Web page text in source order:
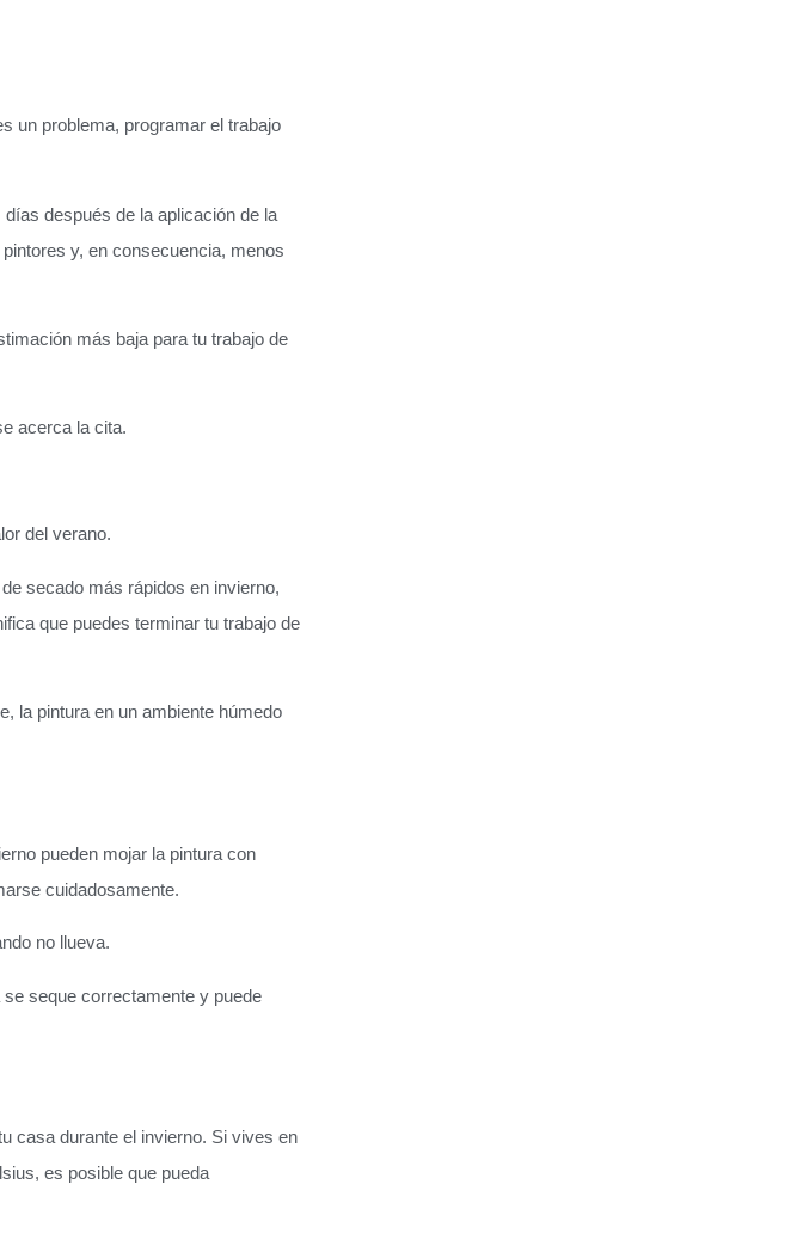
un problema, programar el trabajo
después de la aplicación de la
y, en consecuencia, menos
más baja para tu trabajo de
acerca la cita.
del verano.
secado más rápidos en invierno,
que puedes terminar tu trabajo de
la pintura en un ambiente húmedo
pueden mojar la pintura con
cuidadosamente.
no llueva.
seque correctamente y puede
casa durante el invierno. Si vives en
es posible que pueda